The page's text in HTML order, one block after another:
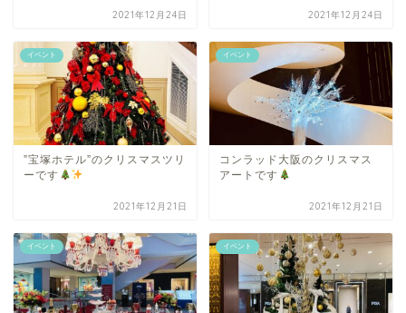
2021年12月24日 2021年12月24日
イベント
”宝塚ホテル”のクリスマスツリ
ーです
2021年12月21日
イベント
コンラッド大阪のクリスマス
アートです
2021年12月21日
イベント イベント